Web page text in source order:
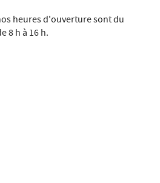
heures d'ouverture sont du
8 h à 16 h.